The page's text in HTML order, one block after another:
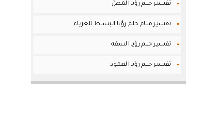
تفسير حلم رؤيا المصّ
تفسير منام حلم رؤيا البساط للعزباء
تفسير حلم رؤيا السفه
تفسير حلم رؤيا العمود